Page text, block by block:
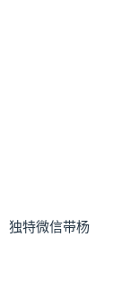
独特微信带杨